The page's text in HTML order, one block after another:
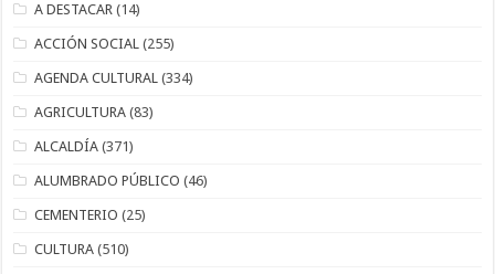
A DESTACAR (14)
ACCIÓN SOCIAL (255)
AGENDA CULTURAL (334)
AGRICULTURA (83)
ALCALDÍA (371)
ALUMBRADO PÚBLICO (46)
CEMENTERIO (25)
CULTURA (510)